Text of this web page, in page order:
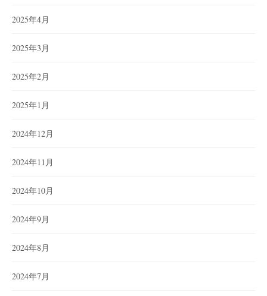
2025年4月
2025年3月
2025年2月
2025年1月
2024年12月
2024年11月
2024年10月
2024年9月
2024年8月
2024年7月